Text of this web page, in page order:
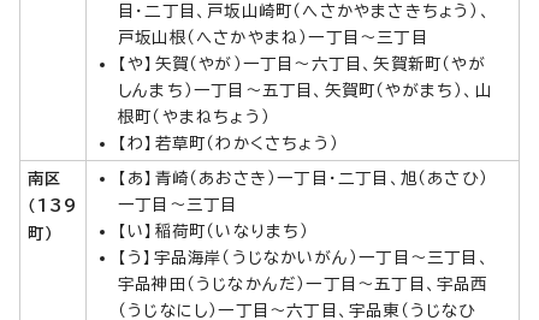
目・二丁目、戸坂山崎町（へさかやまさきちょう）、
戸坂山根（へさかやまね）一丁目～三丁目
【や】矢賀（やが）一丁目～六丁目、矢賀新町（やが
しんまち）一丁目～五丁目、矢賀町（やがまち）、山
根町（やまねちょう）
【わ】若草町（わかくさちょう）
南区
（139
町）
【あ】青崎（あおさき）一丁目・二丁目、旭（あさひ）
一丁目～三丁目
【い】稲荷町（いなりまち）
【う】宇品海岸（うじなかいがん）一丁目～三丁目、
宇品神田（うじなかんだ）一丁目～五丁目、宇品西
（うじなにし）一丁目～六丁目、宇品東（うじなひ